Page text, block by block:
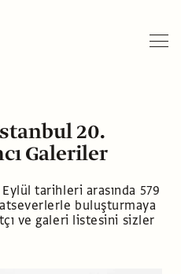
20.
Galeriler
tarihleri arasında 579
buluşturmaya
ve galeri listesini sizler